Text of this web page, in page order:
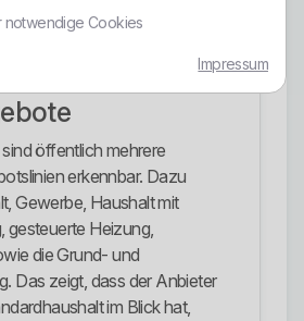
lokale Wasserkraftbezug ist ein
gesamten Strommixes.
öffentlich mehrere
erkennbar. Dazu
Gewerbe, Haushalt mit
gesteuerte Heizung,
die Grund- und
Das zeigt, dass der Anbieter
im Blick hat,
notwendige Cookies
Impressum